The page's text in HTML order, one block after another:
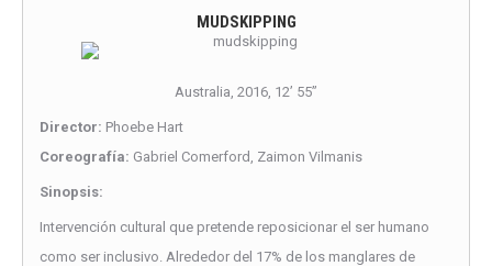
MUDSKIPPING
Australia, 2016, 12’ 55’’
Director: Phoebe Hart
Coreografía: Gabriel Comerford, Zaimon Vilmanis
Sinopsis:
Intervención cultural que pretende reposicionar el ser humano
como ser inclusivo. Alrededor del 17% de los manglares de